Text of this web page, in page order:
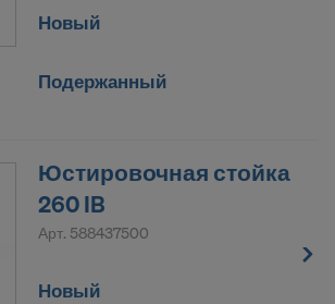
Новый
Подержанный
Юстировочная стойка
260 IB
Арт. 588437500
Новый